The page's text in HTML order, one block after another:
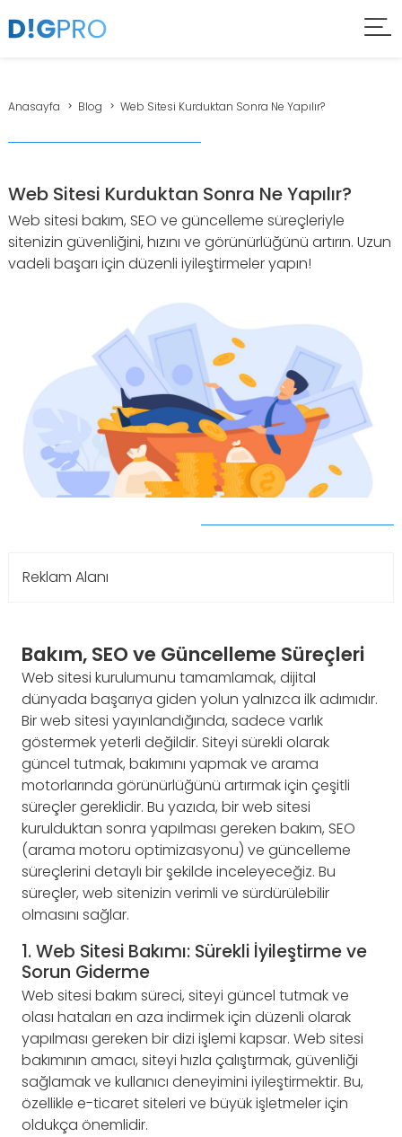
Anasayfa Blog Web Sitesi Kurduktan Sonra Ne Yapılır?
Web Sitesi Kurduktan Sonra Ne Yapılır?
Web sitesi bakım, SEO ve güncelleme süreçleriyle
sitenizin güvenliğini, hızını ve görünürlüğünü artırın. Uzun
vadeli başarı için düzenli iyileştirmeler yapın!
Reklam Alanı
Bakım, SEO ve Güncelleme Süreçleri
Web sitesi kurulumunu tamamlamak, dijital
dünyada başarıya giden yolun yalnızca ilk adımıdır.
Bir web sitesi yayınlandığında, sadece varlık
göstermek yeterli değildir. Siteyi sürekli olarak
güncel tutmak, bakımını yapmak ve arama
motorlarında görünürlüğünü artırmak için çeşitli
süreçler gereklidir. Bu yazıda, bir web sitesi
kurulduktan sonra yapılması gereken bakım, SEO
(arama motoru optimizasyonu) ve güncelleme
süreçlerini detaylı bir şekilde inceleyeceğiz. Bu
süreçler, web sitenizin verimli ve sürdürülebilir
olmasını sağlar.
1. Web Sitesi Bakımı: Sürekli İyileştirme ve
Sorun Giderme
Web sitesi bakım süreci, siteyi güncel tutmak ve
olası hataları en aza indirmek için düzenli olarak
yapılması gereken bir dizi işlemi kapsar. Web sitesi
bakımının amacı, siteyi hızla çalıştırmak, güvenliği
sağlamak ve kullanıcı deneyimini iyileştirmektir. Bu,
özellikle e-ticaret siteleri ve büyük işletmeler için
oldukça önemlidir.